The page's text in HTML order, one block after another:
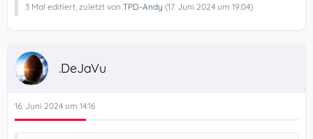
3 Mal editiert, zuletzt von TPD-Andy (17. Juni 2024 um 19:04)
.DeJaVu
16. Juni 2024 um 14:16